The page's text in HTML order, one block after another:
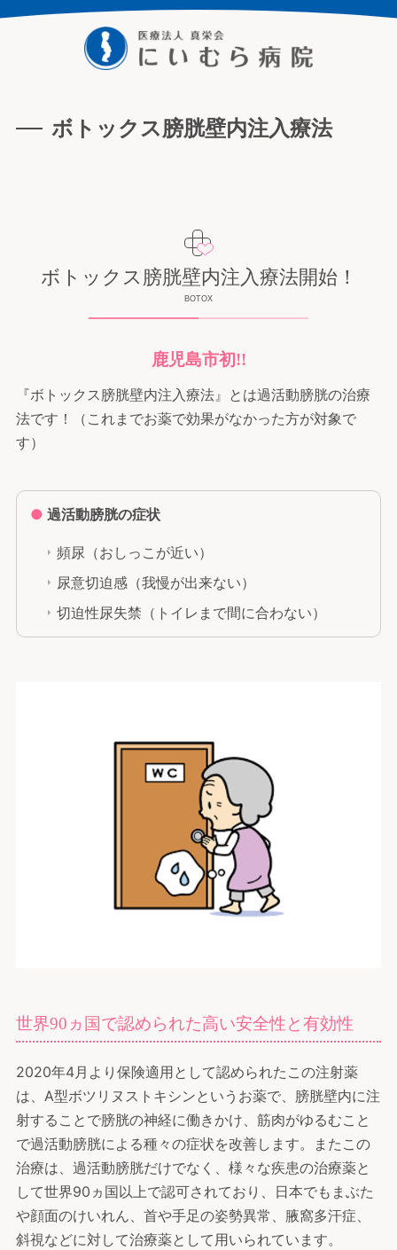
ボトックス膀胱壁内注入療法
ボトックス膀胱壁内注入療法開始！
BOTOX
鹿児島市初!!
『ボトックス膀胱壁内注入療法』とは過活動膀胱の治療
法です！
（これまでお薬で効果がなかった方が対象で
す）
● 過活動膀胱の症状
頻尿（おしっこが近い）
尿意切迫感（我慢が出来ない）
切迫性尿失禁（トイレまで間に合わない）
世界90ヵ国で認められた高い安全性と有効性
2020年4月より保険適用として認められたこの注射薬
は、A型ボツリヌストキシンというお薬で、膀胱壁内に注
射することで膀胱の神経に働きかけ、筋肉がゆるむこと
で過活動膀胱による種々の症状を改善します。またこの
治療は、過活動膀胱だけでなく、様々な疾患の治療薬と
して世界90ヵ国以上で認可されており、日本でもまぶた
や顔面のけいれん、首や手足の姿勢異常、腋窩多汗症、
斜視などに対して治療薬として用いられています。